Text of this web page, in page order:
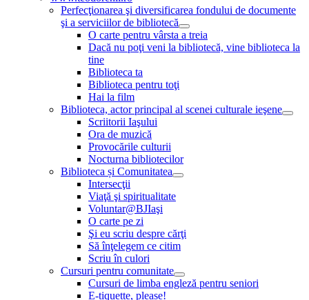
Perfecţionarea şi diversificarea fondului de documente
şi a serviciilor de bibliotecă
O carte pentru vârsta a treia
Dacă nu poţi veni la bibliotecă, vine biblioteca la
tine
Biblioteca ta
Biblioteca pentru toţi
Hai la film
Biblioteca, actor principal al scenei culturale ieşene
Scriitorii Iaşului
Ora de muzică
Provocările culturii
Nocturna bibliotecilor
Biblioteca și Comunitatea
Intersecţii
Viaţă şi spiritualitate
Voluntar@BJIaşi
O carte pe zi
Şi eu scriu despre cărţi
Să înţelegem ce citim
Scriu în culori
Cursuri pentru comunitate
Cursuri de limba engleză pentru seniori
E-tiquette, please!